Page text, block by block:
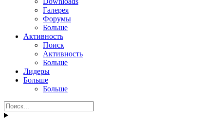
Галерея
Форумы
Больше
Активность
Поиск
Активность
Больше
Лидеры
Больше
Больше